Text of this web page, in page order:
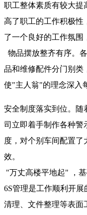
职工整体素质有较大提
高了职工的工作积极性
了一个良好的工作氛围
物品摆放整齐有序。
品和维修配件分门别类
使"主人翁"的理念深入
安全制度落实到位。随
司立即着手制作各种警
度，对个别车间配置
效。
"万丈高楼平地起" ，
6S管理是工作顺利开
清理、文件整理等表面